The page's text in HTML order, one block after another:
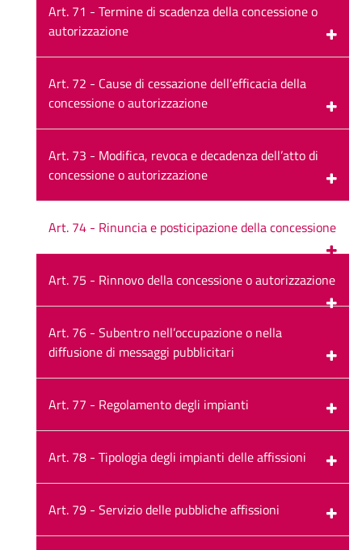
Art. 71 - Termine di scadenza della concessione o
autorizzazione
Art. 72 - Cause di cessazione dell’efficacia della
concessione o autorizzazione
Art. 73 - Modifica, revoca e decadenza dell’atto di
concessione o autorizzazione
Art. 74 - Rinuncia e posticipazione della concessione
Art. 75 - Rinnovo della concessione o autorizzazione
Art. 76 - Subentro nell’occupazione o nella
diffusione di messaggi pubblicitari
Art. 77 - Regolamento degli impianti
Art. 78 - Tipologia degli impianti delle affissioni
Art. 79 - Servizio delle pubbliche affissioni